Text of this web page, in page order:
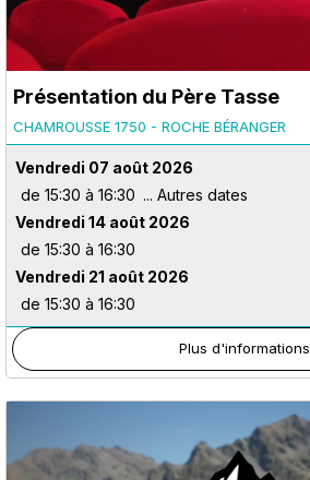
Présentation du Père Tasse
CHAMROUSSE 1750 - ROCHE BÉRANGER
Vendredi 07 août 2026
de 15:30 à 16:30
Vendredi 14 août 2026
de 15:30 à 16:30
Vendredi 21 août 2026
de 15:30 à 16:30
Plus d'informations